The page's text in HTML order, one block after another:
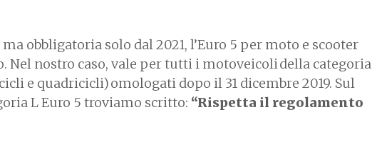
obbligatoria solo dal 2021, l’Euro 5 per moto e scooter
Nel nostro caso, vale per tutti i motoveicoli della categoria
e quadricicli) omologati dopo il 31 dicembre 2019. Sul
L Euro 5 troviamo scritto: “Rispetta il regolamento